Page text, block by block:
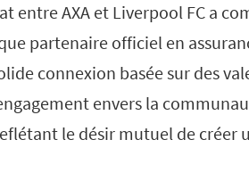
entre AXA et Liverpool FC a
partenaire officiel en
connexion basée sur des
envers la
le désir mutuel de